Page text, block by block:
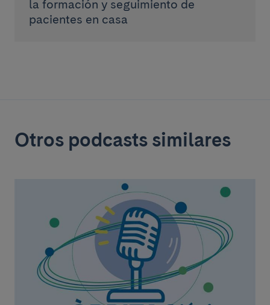
la formación y seguimiento de
pacientes en casa
Otros podcasts similares